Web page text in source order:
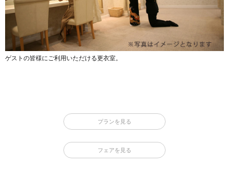
ゲストの皆様にご利用いただける更衣室。
プランを見る
フェアを見る